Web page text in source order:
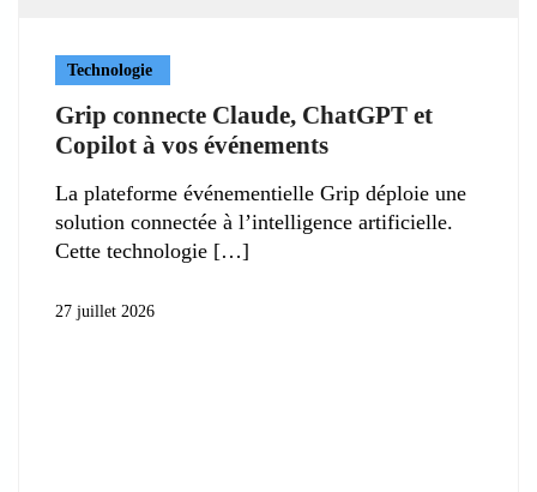
Technologie
Grip connecte Claude, ChatGPT et
Copilot à vos événements
La plateforme événementielle Grip déploie une
solution connectée à l’intelligence artificielle.
Cette technologie
27 juillet 2026